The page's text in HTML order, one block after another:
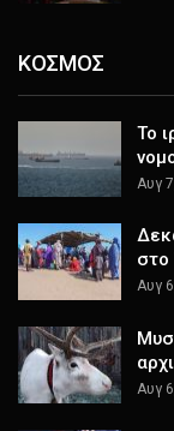
ΚΟΣΜΟΣ
Το
Αυγ
στο
Αυγ
Αυγ